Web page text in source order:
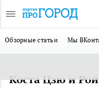
Обзорные статьи Мы
Коста Цзю и